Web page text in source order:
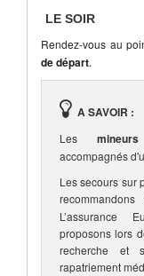
LE SOIR
Rendez-vous au
de départ.
A SAVOIR :
Les
accompagnés
Les secours sur
L’assurance
proposons lors
recherche et
rapatriement